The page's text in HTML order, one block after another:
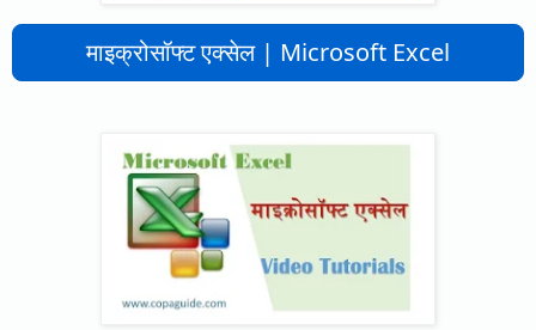
माइक्रोसॉफ्ट एक्सेल | Microsoft Excel